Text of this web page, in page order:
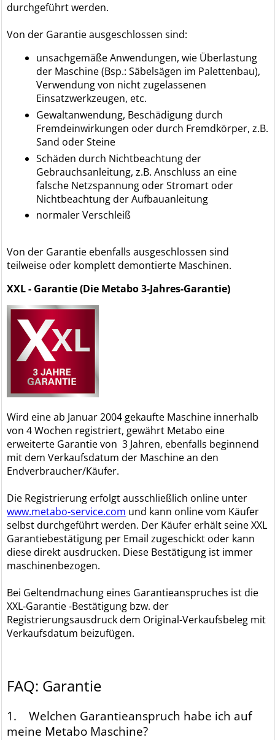
durchgeführt werden.
Von der Garantie ausgeschlossen sind:
unsachgemäße Anwendungen, wie Überlastung
der Maschine (Bsp.: Säbelsägen im Palettenbau),
Verwendung von nicht zugelassenen
Einsatzwerkzeugen, etc.
Gewaltanwendung, Beschädigung durch
Fremdeinwirkungen oder durch Fremdkörper, z.B.
Sand oder Steine
Schäden durch Nichtbeachtung der
Gebrauchsanleitung, z.B. Anschluss an eine
falsche Netzspannung oder Stromart oder
Nichtbeachtung der Aufbauanleitung
normaler Verschleiß
Von der Garantie ebenfalls ausgeschlossen sind
teilweise oder komplett demontierte Maschinen.
XXL - Garantie (Die Metabo 3-Jahres-Garantie)
Wird eine ab Januar 2004 gekaufte Maschine innerhalb
von 4 Wochen registriert, gewährt Metabo eine
erweiterte Garantie von 3 Jahren, ebenfalls beginnend
mit dem Verkaufsdatum der Maschine an den
Endverbraucher/Käufer.
Die Registrierung erfolgt ausschließlich online unter
www.metabo-service.com und kann online vom Käufer
selbst durchgeführt werden. Der Käufer erhält seine XXL
Garantiebestätigung per Email zugeschickt oder kann
diese direkt ausdrucken. Diese Bestätigung ist immer
maschinenbezogen.
Bei Geltendmachung eines Garantieanspruches ist die
XXL-Garantie -Bestätigung bzw. der
Registrierungsausdruck dem Original-Verkaufsbeleg mit
Verkaufsdatum beizufügen.
FAQ: Garantie
1. Welchen Garantieanspruch habe ich auf
meine Metabo Maschine?